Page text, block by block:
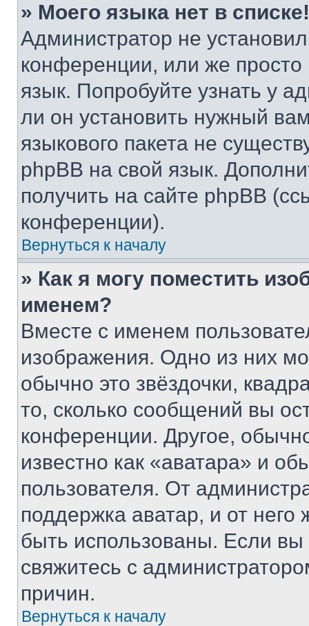
» Моего языка нет в списке!
Администратор не
конференции, или же
язык. Попробуйте узнать у
ли он установить нужный
языкового пакета не
phpBB на свой язык.
получить на сайте phpBB
конференции).
Вернуться к началу
» Как я могу поместить
именем?
Вместе с именем
изображения. Одно из них
обычно это звёздочки,
то, сколько сообщений вы
конференции. Другое,
известно как «аватара» и
пользователя. От
поддержка аватар, и от него
быть использованы. Если
свяжитесь с
причин.
Вернуться к началу